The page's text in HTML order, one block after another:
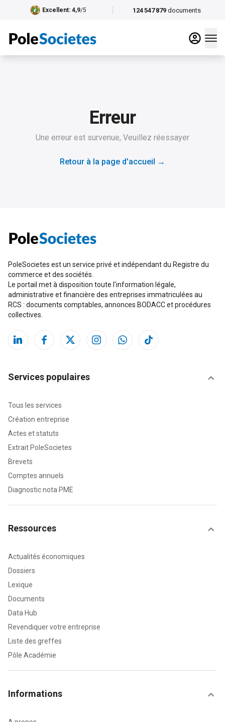
124 547 879 documents
Excellent: 4,9/5
Erreur
Une erreur est survenue, Veuillez réessayer
Retour à la page d'accueil →
PoleSocietes est un service privé et indépendant du Registre du
commerce et des sociétés.
Le portail met à disposition toute l'information légale,
administrative et financière des entreprises immatriculées au
RCS : documents comptables, annonces BODACC et procédures
collectives.
Services populaires
Tous les services
Création entreprise
Actes et statuts
Extrait PoleSocietes
Brevets
Comptes annuels
Diagnostic nota PME
Ressources
Actualités économiques
Dossiers
Lexique
Documents
Data Hub
Revendiquer votre entreprise
Liste des greffes
Pôle Académie
Informations